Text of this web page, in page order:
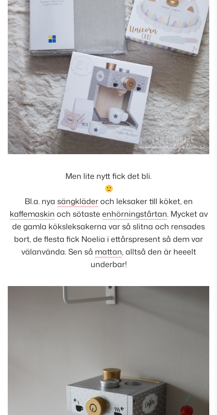
Men lite nytt fick det bli.
Bl.a. nya sängkläderoch leksaker till köket, en
kaffemaskin och sötaste enhörningstårtan. Mycket av
de gamla köksleksakerna var så slitna och rensades
bort, de flesta fick Noelia i ettårspresent så dem var
välanvända. Sen så mattan, alltså den är heeelt
underbar!